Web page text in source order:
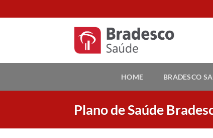
to
HOME BRADESCO
Plano de Saúde